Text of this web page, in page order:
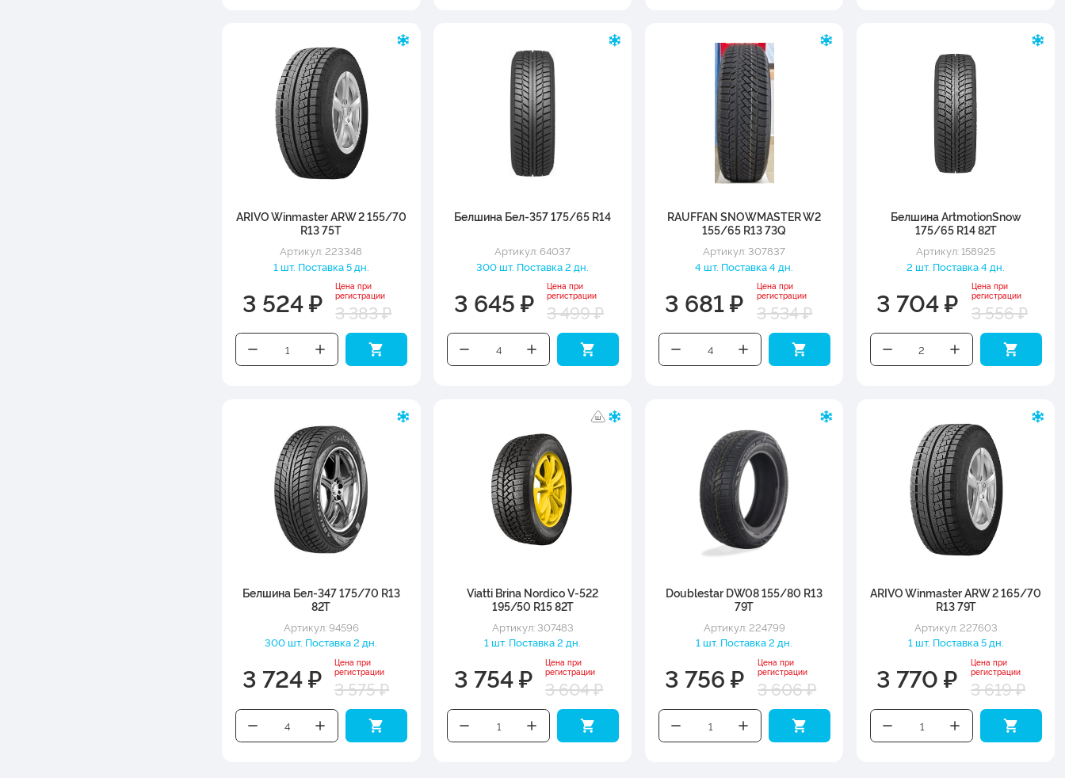
ARIVO Winmaster ARW 2 155/70
R13 75T
Артикул: 223348
1 шт. Поставка 5 дн.
3 524 ₽
Цена при
регистрации
3 383 ₽
Белшина Бел-357 175/65 R14
Артикул: 64037
300 шт. Поставка 2 дн.
3 645 ₽
Цена при
регистрации
3 499 ₽
RAUFFAN SNOWMASTER W2
155/65 R13 73Q
Артикул: 307837
4 шт. Поставка 4 дн.
3 681 ₽
Цена при
регистрации
3 534 ₽
Белшина ArtmotionSnow
175/65 R14 82T
Артикул: 158925
2 шт. Поставка 4 дн.
3 704 ₽
Цена при
регистрации
3 556 ₽
Белшина Бел-347 175/70 R13
82T
Артикул: 94596
300 шт. Поставка 2 дн.
3 724 ₽
Цена при
регистрации
3 575 ₽
Viatti Brina Nordico V-522
195/50 R15 82T
Артикул: 307483
1 шт. Поставка 2 дн.
3 754 ₽
Цена при
регистрации
3 604 ₽
Doublestar DW08 155/80 R13
79T
Артикул: 224799
1 шт. Поставка 2 дн.
3 756 ₽
Цена при
регистрации
3 606 ₽
ARIVO Winmaster ARW 2 165/70
R13 79T
Артикул: 227603
1 шт. Поставка 5 дн.
3 770 ₽
Цена при
регистрации
3 619 ₽